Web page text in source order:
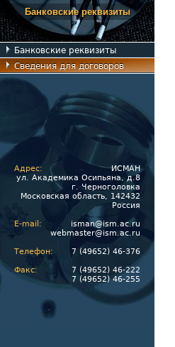
Банковские реквизиты
Банковские реквизиты
Сведения для договоров
Адрес:
ИСМАН
ул. Академика Осипьяна, д.8
г. Черноголовка
Московская область, 142432
Россия
E-mail:
isman@ism.ac.ru
webmaster@ism.ac.ru
Телефон:
7 (49652) 46-376
Факс:
7 (49652) 46-222
7 (49652) 46-255